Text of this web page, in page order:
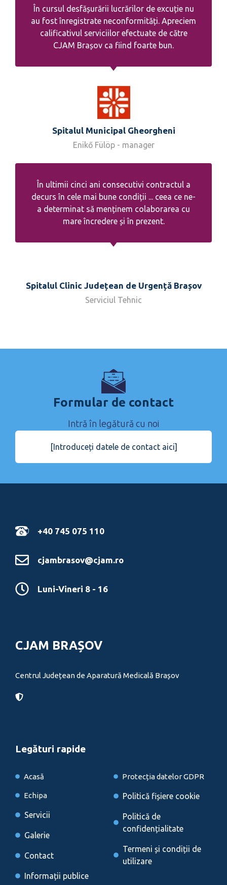
În cursul desfășurării lucrărilor de excuție nu
au fost înregistrate neconformități. Apreciem
calificativul serviciilor efectuate de către
CJAM Brașov ca fiind foarte bun.
Spitalul Municipal Gheorgheni
Enikő Fülöp - manager
În ultimii cinci ani consecutivi contractul a
decurs în cele mai bune condiții ... ceea ce ne-
a determinat să menținem colaborarea cu
mare încredere și în prezent.
Spitalul Clinic Județean de Urgență Brașov
Serviciul Tehnic
Formular de contact
Intră în legătură cu noi
[Introduceți datele de contact aici]
+40 745 075 110
cjambrasov@cjam.ro
Luni-Vineri 8 - 16
CJAM BRAȘOV
Centrul Județean de Aparatură Medicală Brașov
Legături rapide
Acasă
Echipa
Servicii
Galerie
Contact
Informații publice
Protecția datelor GDPR
Politică fișiere cookie
Politică de
confidențialitate
Termeni și condiții de
utilizare